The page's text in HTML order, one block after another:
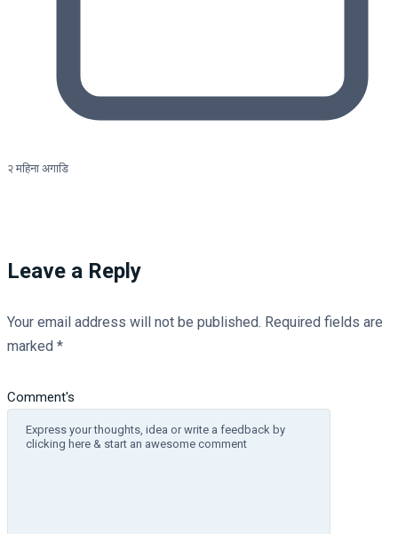
२ महिना अगाडि
Leave a Reply
Your email address will not be published. Required fields are
marked *
Comment's